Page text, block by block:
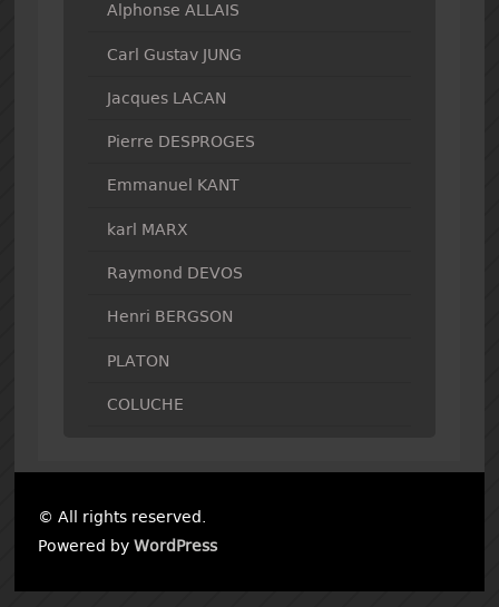
Alphonse ALLAIS
Carl Gustav JUNG
Jacques LACAN
Pierre DESPROGES
Emmanuel KANT
karl MARX
Raymond DEVOS
Henri BERGSON
PLATON
COLUCHE
© All rights reserved.
Powered byWordPress